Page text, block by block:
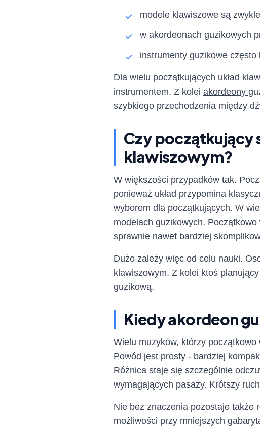
modele klawiszowe są
w akordeonach guzikowych
instrumenty guzikowe
Dla wielu początkujących układ
instrumentem. Z kolei akordeony
szybkiego przechodzenia między
Czy początkujący
klawiszowym?
W większości przypadków tak.
ponieważ układ przypomina
wyborem dla początkujących. W
modelach guzikowych.
sprawnie nawet bardziej
Dużo zależy więc od celu nauki.
klawiszowym. Z kolei ktoś
guzikową.
Kiedy akordeon
Wielu muzyków, którzy
Powód jest prosty - bardziej
Różnica staje się szczególnie
wymagających pasaży. Krótszy
Nie bez znaczenia pozostaje także
możliwości przy mniejszych